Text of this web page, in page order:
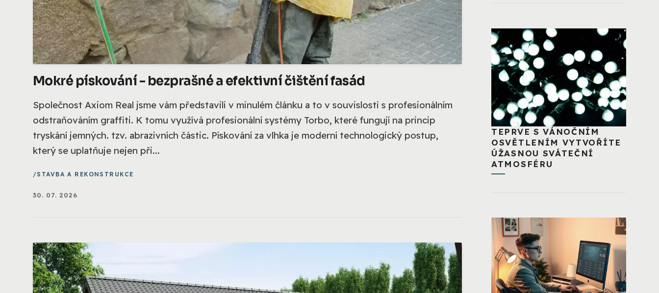
Mokré pískování - bezprašné a efektivní čištění fasád
Společnost Axiom Real jsme vám představili v minulém článku a to v souvislosti s profesionálním
odstraňováním graffiti. K tomu využívá profesionální systémy Torbo, které fungují na princip
tryskání jemných. tzv. abrazivních částic. Pískování za vlhka je moderní technologický postup,
který se uplatňuje nejen při...
STAVBA A REKONSTRUKCE
30. 07. 2026
TEPRVE S VÁNOČNÍM
OSVĚTLENÍM VYTVOŘÍTE
ÚŽASNOU SVÁTEČNÍ
ATMOSFÉRU